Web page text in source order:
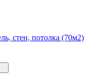
стен, потолка (70м2)